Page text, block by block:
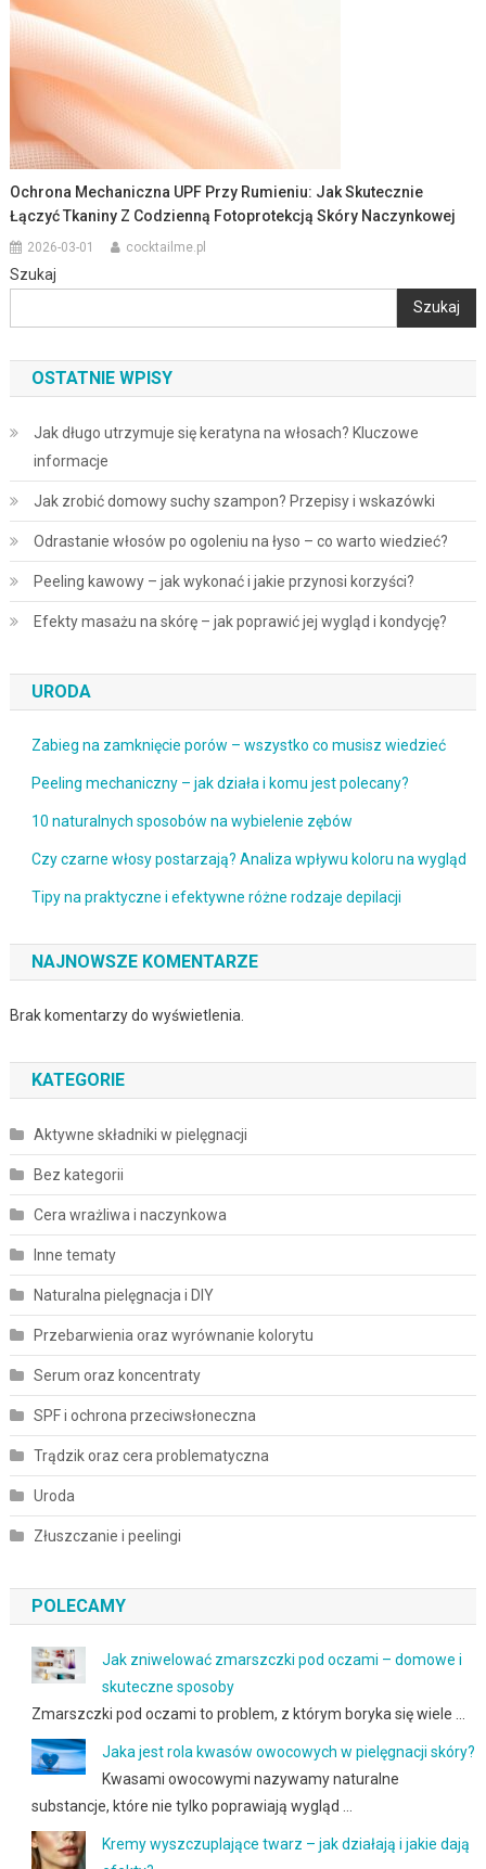
Ochrona Mechaniczna UPF Przy Rumieniu: Jak Skutecznie
Łączyć Tkaniny Z Codzienną Fotoprotekcją Skóry Naczynkowej
2026-03-01 cocktailme.pl
Szukaj
Szukaj
OSTATNIE WPISY
Jak długo utrzymuje się keratyna na włosach? Kluczowe
informacje
Jak zrobić domowy suchy szampon? Przepisy i wskazówki
Odrastanie włosów po ogoleniu na łyso – co warto wiedzieć?
Peeling kawowy – jak wykonać i jakie przynosi korzyści?
Efekty masażu na skórę – jak poprawić jej wygląd i kondycję?
URODA
Zabieg na zamknięcie porów – wszystko co musisz wiedzieć
Peeling mechaniczny – jak działa i komu jest polecany?
10 naturalnych sposobów na wybielenie zębów
Czy czarne włosy postarzają? Analiza wpływu koloru na wygląd
Tipy na praktyczne i efektywne różne rodzaje depilacji
NAJNOWSZE KOMENTARZE
Brak komentarzy do wyświetlenia.
KATEGORIE
Aktywne składniki w pielęgnacji
Bez kategorii
Cera wrażliwa i naczynkowa
Inne tematy
Naturalna pielęgnacja i DIY
Przebarwienia oraz wyrównanie kolorytu
Serum oraz koncentraty
SPF i ochrona przeciwsłoneczna
Trądzik oraz cera problematyczna
Uroda
Złuszczanie i peelingi
POLECAMY
Jak zniwelować zmarszczki pod oczami – domowe i
skuteczne sposoby
Zmarszczki pod oczami to problem, z którym boryka się wiele …
Jaka jest rola kwasów owocowych w pielęgnacji skóry?
Kwasami owocowymi nazywamy naturalne
substancje, które nie tylko poprawiają wygląd …
Kremy wyszczuplające twarz – jak działają i jakie dają